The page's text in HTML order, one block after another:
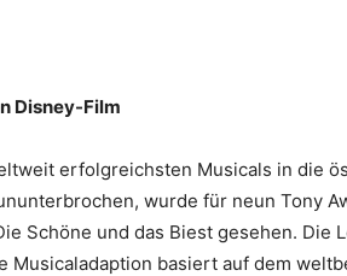
Disney-Film
erfolgreichsten Musicals in die
wurde für neun Tony
Schöne und das Biest gesehen.
Musicaladaption basiert auf dem